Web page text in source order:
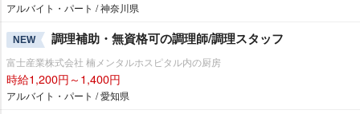
アルバイト・パート / 神奈川県
NEW 調理補助・無資格可の調理師/調理スタッフ
富士産業株式会社 楠メンタルホスピタル内の厨房
時給1,200円～1,400円
アルバイト・パート / 愛知県